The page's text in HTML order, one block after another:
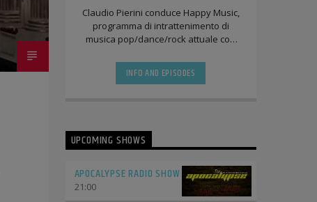
Claudio Pierini conduce Happy Music,
programma di intrattenimento di
musica pop/dance/rock attuale con
trattare [...]
INFO AND EPISODES
UPCOMING SHOWS
APOCALYPSE RADIO SHOW
21:00